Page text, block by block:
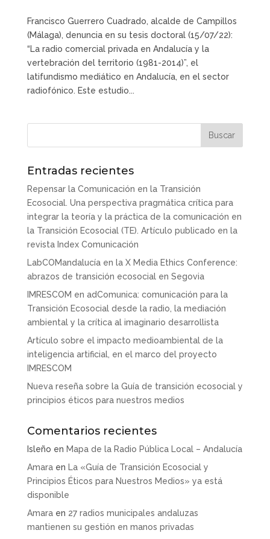
Francisco Guerrero Cuadrado, alcalde de Campillos
(Málaga), denuncia en su tesis doctoral (15/07/22):
“La radio comercial privada en Andalucía y la
vertebración del territorio (1981-2014)”, el
latifundismo mediático en Andalucía, en el sector
radiofónico. Este estudio...
Entradas recientes
Repensar la Comunicación en la Transición
Ecosocial. Una perspectiva pragmática crítica para
integrar la teoría y la práctica de la comunicación en
la Transición Ecosocial (TE). Artículo publicado en la
revista Index Comunicación
LabCOMandalucía en la X Media Ethics Conference:
abrazos de transición ecosocial en Segovia
IMRESCOM en adComunica: comunicación para la
Transición Ecosocial desde la radio, la mediación
ambiental y la crítica al imaginario desarrollista
Artículo sobre el impacto medioambiental de la
inteligencia artificial, en el marco del proyecto
IMRESCOM
Nueva reseña sobre la Guía de transición ecosocial y
principios éticos para nuestros medios
Comentarios recientes
Isleño en Mapa de la Radio Pública Local – Andalucía
Amaraen La «Guía de Transición Ecosocial y
Principios Éticos para Nuestros Medios» ya está
disponible
Amaraen 27 radios municipales andaluzas
mantienen su gestión en manos privadas